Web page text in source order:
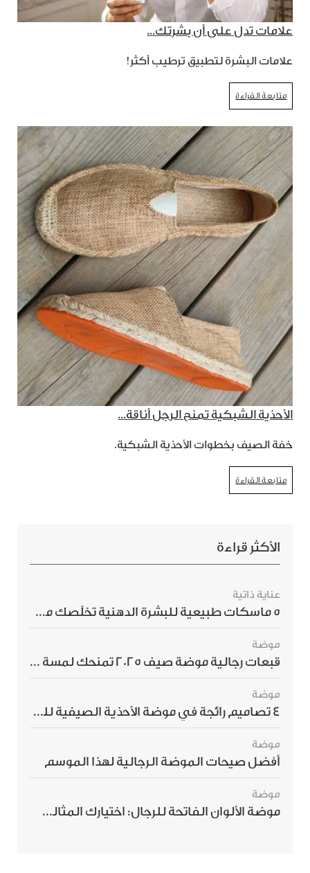
علامات تدل على أن بشرتك...
علامات البشرة لتطبيق ترطيب أكثر!
متابعة القراءة
الأحذية الشبكية تمنح الرجل أناقة...
خفة الصيف بخطوات الأحذية الشبكية.
متابعة القراءة
الأكثر قراءة
عناية ذاتية
5 ماسكات طبيعية للبشرة الدهنية تخلّصك من الحبوب بسرعة
موضة
قبعات رجالية موضة صيف 2025 تمنحك لمسة أناقة استثنائية
موضة
4 تصاميم رائجة في موضة الأحذية الصيفية للرجال هذا الموسم
موضة
أفضل صيحات الموضة الرجالية لهذا الموسم
موضة
موضة الألوان الفاتحة للرجال: اختيارك المثالي لإطلالة صيفية مبهرة